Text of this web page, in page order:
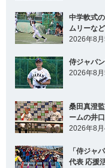
中学軟式
ムリーな
2026年8月
侍ジャパ
2026年8月
桑田真澄
ームの井
2026年8月
「侍ジャ
代表 応援